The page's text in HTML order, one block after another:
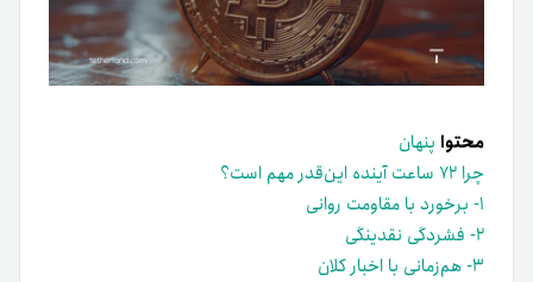
محتوا پنهان
چرا ۷۲ ساعت آینده این‌قدر مهم است؟
۱- برخورد با مقاومت روانی
۲- فشردگی نقدینگی
۳- هم‌زمانی با اخبار کلان